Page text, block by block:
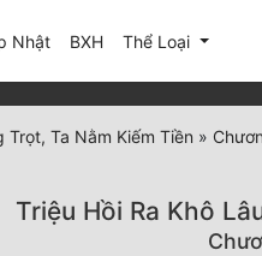
Nhật(current)
BXH Thể Loại
Trọt, Ta Nằm Kiếm Tiền »
Triệu Hồi Ra Khô